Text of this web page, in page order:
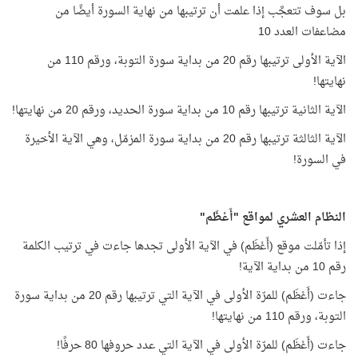
بل سوف تتعجَّب إذا علمت أن ترتيبها من نهاية السورة أيضًا من
مضاعفات العدد 10
الآية الأولى ترتيبها رقم 20 من بداية سورة التوبة، ورقم 110 من
نهايتها!
الآية الثانية ترتيبها رقم 10 من بداية سورة الحديد، ورقم 20 من نهايتها!
الآية الثالثة ترتيبها رقم 20 من بداية سورة المزمّل، وهي الآية الأخيرة
في السورة!
النظام العشري لمواقع "أَعْظَم"
إذا تأمّلت موقع (أَعْظَم) في الآية الأولى تجدها جاءت في ترتيب الكلمة
رقم 10 من بداية الآية!
جاءت (أَعْظَم) للمرّة الأولى في الآية التي ترتيبها رقم 20 من بداية سورة
التوبة، ورقم 110 من نهايتها!
جاءت (أَعْظَم) للمرّة الأولى في الآية التي عدد حروفها 80 حرفًا!